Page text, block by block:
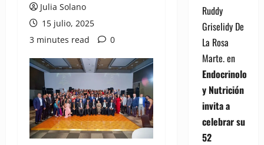
Julia Solano
15 julio, 2025
3 minutes read
0
Ruddy
Griselidy De
La Rosa
Marte.en
Endocrinología
y Nutrición
invita a
celebrar su
52